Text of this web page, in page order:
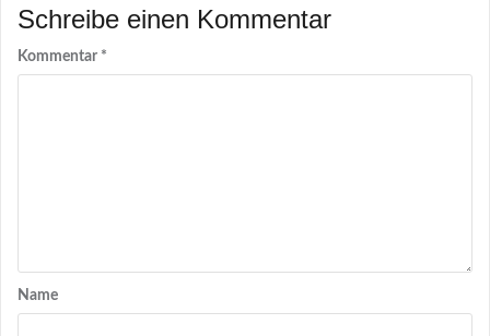
Schreibe einen Kommentar
Kommentar *
Name